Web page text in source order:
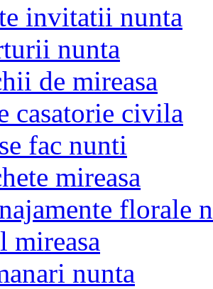
invitatii nunta
nunta
de mireasa
casatorie civila
fac nunti
mireasa
florale
mireasa
nunta